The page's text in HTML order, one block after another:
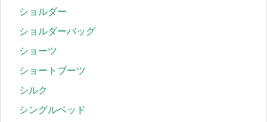
ショルダー
ショルダーバッグ
ショーツ
ショートブーツ
シルク
シングルベッド